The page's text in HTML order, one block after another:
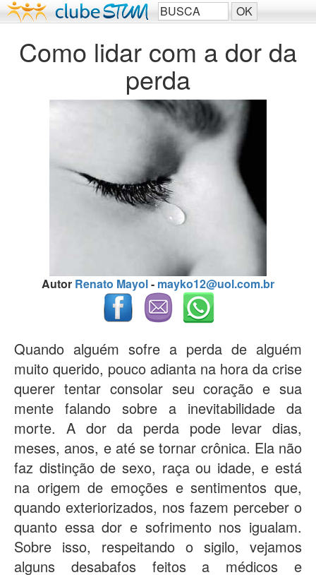
Como lidar com a dor da
perda
Autor Renato Mayol- mayko12@uol.com.br
Quando alguém sofre a perda de alguém
muito querido, pouco adianta na hora da crise
querer tentar consolar seu coração e sua
mente falando sobre a inevitabilidade da
morte. A dor da perda pode levar dias,
meses, anos, e até se tornar crônica. Ela não
faz distinção de sexo, raça ou idade, e está
na origem de emoções e sentimentos que,
quando exteriorizados, nos fazem perceber o
quanto essa dor e sofrimento nos igualam.
Sobre isso, respeitando o sigilo, vejamos
alguns desabafos feitos a médicos e